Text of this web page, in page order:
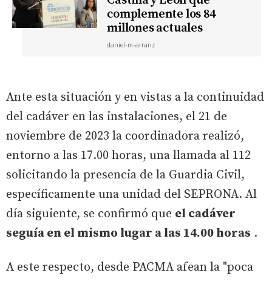
complemente los 84
millones actuales
daniel-m-arranz
Ante esta situación y en vistas a la continuidad
del cadáver en las instalaciones, el 21 de
noviembre de 2023 la coordinadora realizó,
entorno a las 17.00 horas, una llamada al 112
solicitando la presencia de la Guardia Civil,
específicamente una unidad del SEPRONA. Al
día siguiente, se confirmó que el cadáver
seguía en el mismo lugar a las 14.00 horas .
A este respecto, desde PACMA afean la "poca